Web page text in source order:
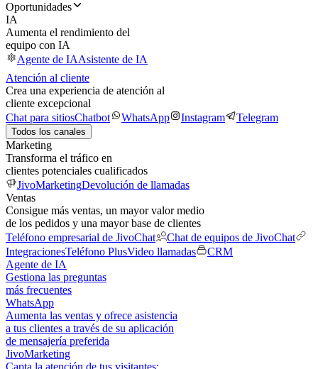
Oportunidades
IA
Aumenta el rendimiento del
equipo con IA
Agente de IAAsistente de IA
Atención al cliente
Crea una experiencia de atención al
cliente excepcional
Chat para sitiosChatbot WhatsApp Instagram Telegram
Todos los canales
Marketing
Transforma el tráfico en
clientes potenciales cualificados
JivoMarketingDevolución de llamadas
Ventas
Consigue más ventas, un mayor valor medio
de los pedidos y una mayor base de clientes
Teléfono empresarial de JivoChat
Chat de equipos de JivoChat
IntegracionesTeléfono PlusVideo llamadas
CRM
Agente de IA
Gestiona las preguntas
más frecuentes
WhatsApp
Aumenta las ventas y ofrece asistencia
a tus clientes a través de su aplicación
de mensajería preferida
JivoMarketing
Capta la atención de tus visitantes: